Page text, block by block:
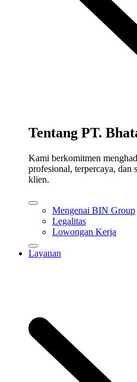
Tentang PT.
Kami berkomitmen
profesional, terpercaya, dan
klien.
Mengenai BIN Group
Legalitas
Lowongan Kerja
Layanan